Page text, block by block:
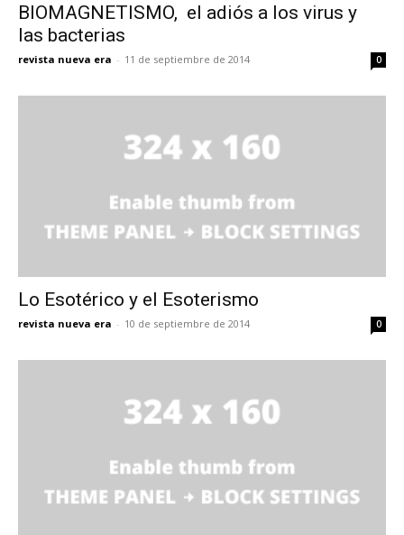
BIOMAGNETISMO, el adiós a los virus y
las bacterias
revista nueva era - 11 de septiembre de 2014 0
Lo Esotérico y el Esoterismo
revista nueva era - 10 de septiembre de 2014 0